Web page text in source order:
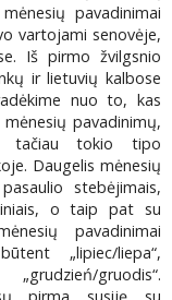
pavadinimai
vartojami senovėje,
Iš pirmo žvilgsnio
ir lietuvių kalbose
nuo to, kas
pavadinimų,
tačiau tokio tipo
Daugelis mėnesių
stebėjimais,
o taip pat su
pavadinimai
„lipiec/liepa“,
„grudzień/gruodis“.